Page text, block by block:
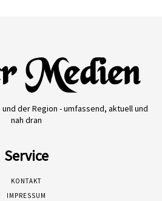
der Region - umfassend, aktuell und
nah dran
Service
KONTAKT
IMPRESSUM